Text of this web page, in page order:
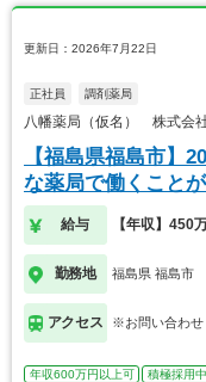
更新日：2026年7月22日
正社員 調剤薬局
八幡薬局（仮名） 株式会
【福島県福島市】
な薬局で働くこと
給与 【年収】450
勤務地 福島県 福島市
アクセス ※お問い合わせ
年収600万円以上可 積極採用中